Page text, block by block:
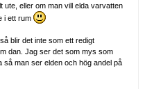
eller om man vill elda varvatten
i ett rum
blir det inte som ett redigt
dan. Jag ser det som mys som
man ser elden och hög andel på